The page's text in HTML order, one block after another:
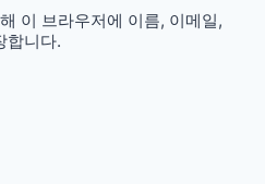
이 브라우저에 이름, 이메일,
합니다.